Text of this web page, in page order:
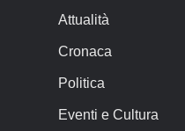
Attualità
Cronaca
Politica
Eventi e Cultura